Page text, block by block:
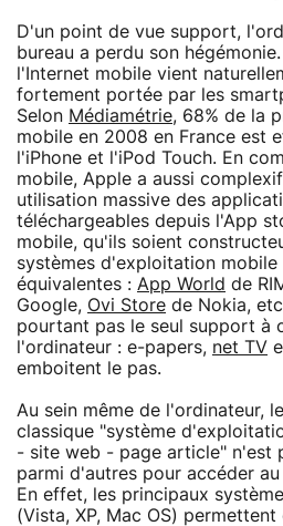
D'un point de vue support,
bureau a perdu son
l'Internet mobile vient
fortement portée par les
Selon Médiamétrie, 68% de la
mobile en 2008 en France est
l'iPhone et l'iPod Touch. En
mobile, Apple a aussi
utilisation massive des
téléchargeables depuis l'App
mobile, qu'ils soient
systèmes d'exploitation
équivalentes : App World de
Google, Ovi Store de Nokia,
pourtant pas le seul support à
l'ordinateur : e-papers, net TV
emboitent le pas.
Au sein même de l'ordinateur,
classique "système
- site web - page article" n'est
parmi d'autres pour accéder
En effet, les principaux
(Vista, XP, Mac OS)